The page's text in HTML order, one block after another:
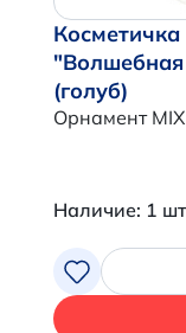
Косметичка
(голуб)
Орнамент
Наличие: 1 шт